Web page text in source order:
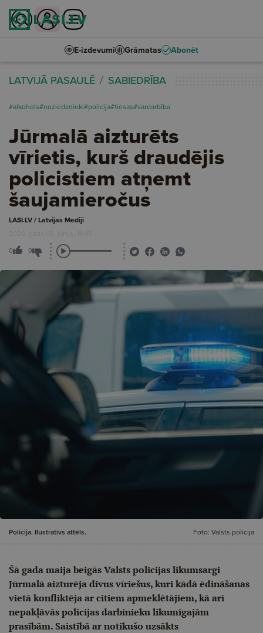
E-izdevumi Grāmatas Abonēt
LATVIJĀ PASAULĒ SABIEDRĪBA
#alkohols#noziedznieki#policija#tiesas#vardarbība
Jūrmalā aizturēts
vīrietis, kurš draudējis
policistiem atņemt
šaujamieročus
LASI.LV / Latvijas Mediji
2026. gada 03. jūnijs, 14:45
0 0
Policija. Ilustratīvs attēls. Foto: Valsts policija
Šā gada maija beigās Valsts policijas likumsargi
Jūrmalā aizturēja divus vīriešus, kuri kādā ēdināšanas
vietā konfliktēja ar citiem apmeklētājiem, kā arī
nepakļāvās policijas darbinieku likumīgajām
prasībām. Saistībā ar notikušo uzsākts